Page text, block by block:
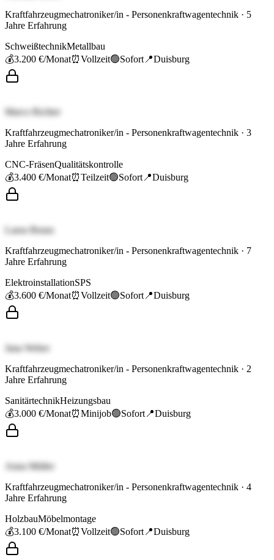
Kraftfahrzeugmechatroniker/in - Personenkraftwagentechnik · 5
Jahre Erfahrung
SchweißtechnikMetallbau
💰3.200 €/Monat⏰Vollzeit🟢Sofort 📍Duisburg
Marco Richter
Kraftfahrzeugmechatroniker/in - Personenkraftwagentechnik · 3
Jahre Erfahrung
CNC-FräsenQualitätskontrolle
💰3.400 €/Monat⏰Teilzeit🟢Sofort 📍Duisburg
Laura Braun
Kraftfahrzeugmechatroniker/in - Personenkraftwagentechnik · 7
Jahre Erfahrung
ElektroinstallationSPS
💰3.600 €/Monat⏰Vollzeit🟢Sofort 📍Duisburg
Jana Weber
Kraftfahrzeugmechatroniker/in - Personenkraftwagentechnik · 2
Jahre Erfahrung
SanitärtechnikHeizungsbau
💰3.000 €/Monat⏰Minijob🟢Sofort 📍Duisburg
Anna Müller
Kraftfahrzeugmechatroniker/in - Personenkraftwagentechnik · 4
Jahre Erfahrung
HolzbauMöbelmontage
💰3.100 €/Monat⏰Vollzeit🟢Sofort 📍Duisburg